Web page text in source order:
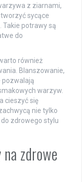
z ziarnami,
sycące
Takie potrawy są
do
również
Blanszowanie,
pozwalają
warzyw.
cieszyć się
nie tylko
zdrowego stylu
zdrowe